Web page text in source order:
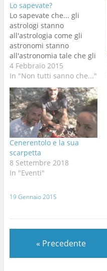
Lo sapevate?
Lo sapevate che... gli
astrologi stanno
all'astrologia come gli
astronomi stanno
all'astronomia tale che gli
speleologi stanno alla
speleologia come gli
speleonomi stanno alla
speleolonomia Lo
sapevate?????
Sapevatelo!!!!
Ringraziamenti alla fonte
di ogni sapere:
nonciclopedia
4 Febbraio 2015
In "Non tutti sanno che..."
Cenerentolo e la sua
scarpetta
8 Settembre 2018
In "Eventi"
19 Gennaio 2015
« Precedente